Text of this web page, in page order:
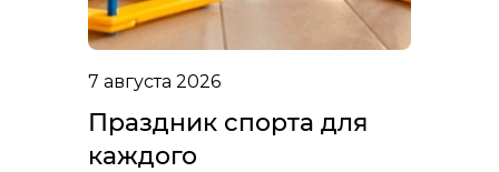
7 августа 2026
Праздник спорта для
каждого